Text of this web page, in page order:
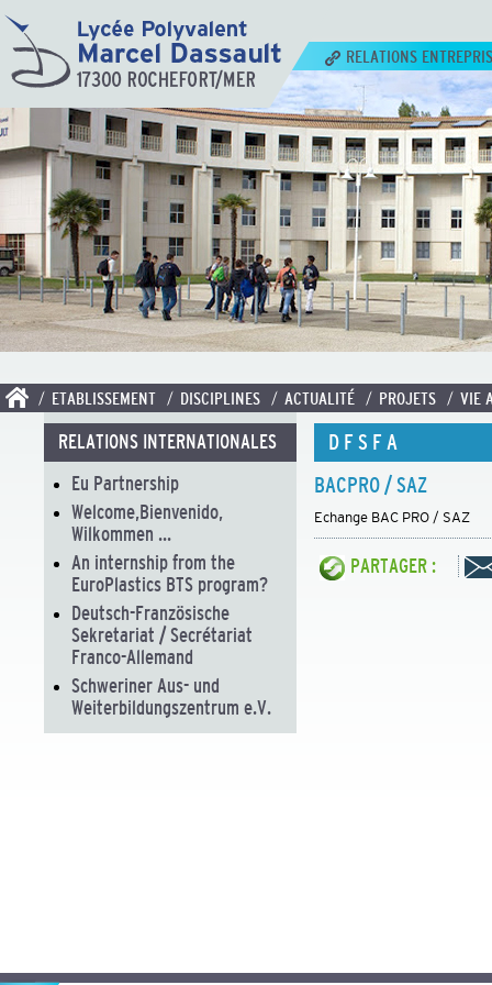
RELATIONS
/ ETABLISSEMENT / DISCIPLINES / ACTUALITÉ / PROJETS / VIE
RELATIONS INTERNATIONALES
Eu Partnership
Welcome,Bienvenido,
Wilkommen ...
An internship from the
EuroPlastics BTS program?
Deutsch-Französische
Sekretariat / Secrétariat
Franco-Allemand
Schweriner Aus- und
Weiterbildungszentrum e.V.
D F S F A
BACPRO / SAZ
Echange BAC PRO / SAZ
PARTAGER :